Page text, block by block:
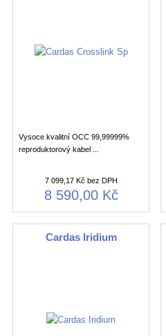
Vysoce kvalitní OCC 99,99999%
reproduktorový kabel ...
7 099,17 Kč bez DPH
8 590,00 Kč
Cardas Iridium